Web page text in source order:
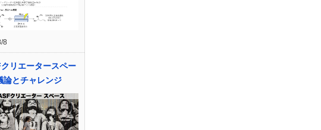
8
リエータースペー
論とチャレンジ